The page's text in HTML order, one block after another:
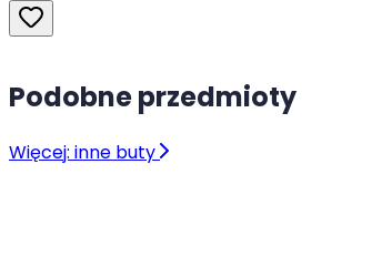
Podobne przedmioty
Więcej: inne buty